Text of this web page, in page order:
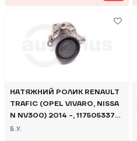
НАТЯЖНИЙ РОЛИК RENAULT
TRAFIC (OPEL VIVARO, NISSA
N NV300) 2014 -, 117505337R
Б/В
Б.У.